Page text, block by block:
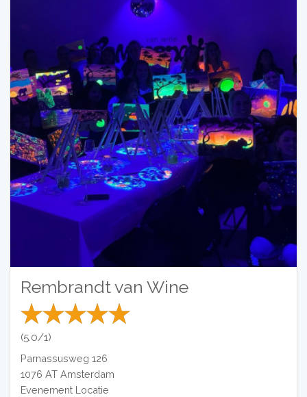
Rembrandt van Wine
(5.0/1)
Parnassusweg 126
1076 AT Amsterdam
Evenement Locatie